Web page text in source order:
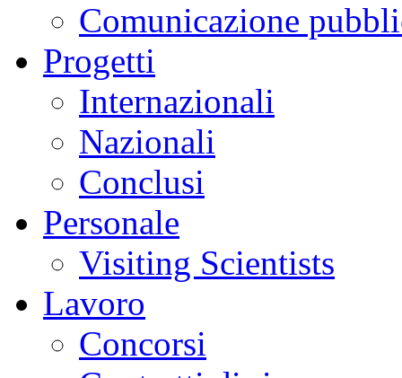
Comunicazione
Progetti
Internazionali
Nazionali
Conclusi
Personale
Visiting Scientists
Lavoro
Concorsi